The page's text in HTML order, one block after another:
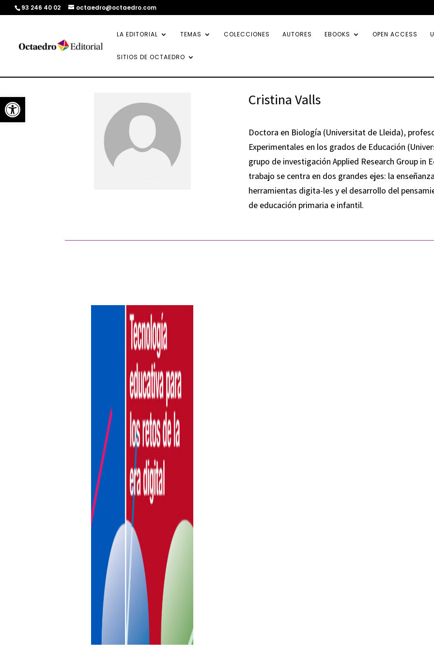
Abrir barra de herramientas
93 246 40 02 octaedro@octaedro.com
LA EDITORIAL TEMAS COLECCIONES AUTORES EBOOKS OPEN ACCESS
SITIOS DE OCTAEDRO
Cristina Valls
Doctora en Biología (Universitat de Lleida),
Experimentales en los grados de Educación
grupo de investigación Applied Research Group in
trabajo se centra en dos grandes ejes: la
herramientas digita-les y el desarrollo del
de educación primaria e infantil.